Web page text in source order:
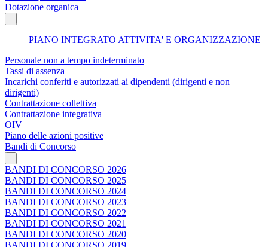
Dotazione organica
PIANO INTEGRATO ATTIVITA' E ORGANIZZAZIONE
Personale non a tempo indeterminato
Tassi di assenza
Incarichi conferiti e autorizzati ai dipendenti (dirigenti e non
dirigenti)
Contrattazione collettiva
Contrattazione integrativa
OIV
Piano delle azioni positive
Bandi di Concorso
BANDI DI CONCORSO 2026
BANDI DI CONCORSO 2025
BANDI DI CONCORSO 2024
BANDI DI CONCORSO 2023
BANDI DI CONCORSO 2022
BANDI DI CONCORSO 2021
BANDI DI CONCORSO 2020
BANDI DI CONCORSO 2019